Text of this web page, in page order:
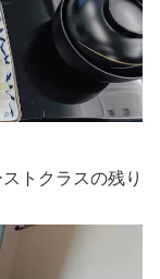
トクラスの残り